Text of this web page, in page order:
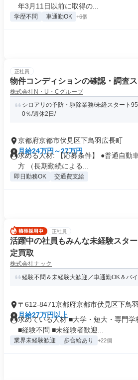
年3月11日以前に取得の...
学歴不問 車通勤OK +6個
正社員
物件コンディションの確認・調査
株式会社N・U・Cグループ
シロアリの予防・駆除業務/未経スタート
0％/週休2日/
京都府京都市伏見区下鳥羽広長町
月給24万円～27万円
求める人材: 【応募条件】 ●普通自動
方 （長期勤続による...
即日勤務OK 交通費支給
正社員
活躍中の社員もみんな未経験スタ
定買取
株式会社ナック
経験不問＆未経験大歓迎／車通勤OK＆バ
〒612-8471京都府京都市伏見区下鳥羽
町
月給27万円以上
求めている人材 ■大学・短大・専門
■経験不問 ■未経験者歓迎...
業界未経験歓迎 歩合給あり +22個